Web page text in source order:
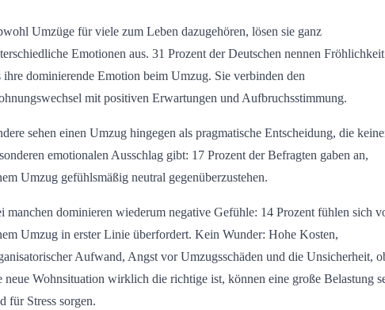
Umzüge für viele zum Leben dazugehören, lösen sie ganz
Emotionen aus. 31 Prozent der Deutschen nennen Fröhlichkeit
ihre dominierende Emotion beim Umzug. Sie verbinden den
mit positiven Erwartungen und Aufbruchsstimmung.
sehen einen Umzug hingegen als pragmatische Entscheidung, die
emotionalen Ausschlag gibt: 17 Prozent der Befragten gaben an,
Umzug gefühlsmäßig neutral gegenüberzustehen.
manchen dominieren wiederum negative Gefühle: 14 Prozent fühlen sich
Umzug in erster Linie überfordert. Kein Wunder: Hohe Kosten,
Aufwand, Angst vor Umzugsschäden und die Unsicherheit,
neue Wohnsituation wirklich die richtige ist, können eine große Belastung
für Stress sorgen.